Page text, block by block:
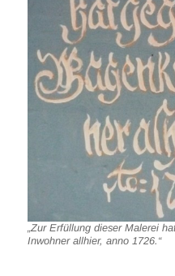
„Zur Erfüllung dieser Malerei
Inwohner allhier, anno 1726.“